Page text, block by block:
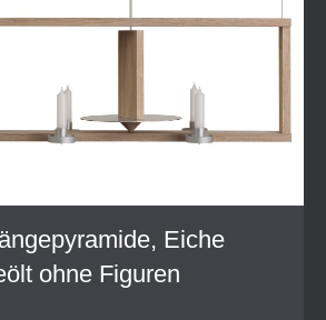
Eiche
ohne Figuren